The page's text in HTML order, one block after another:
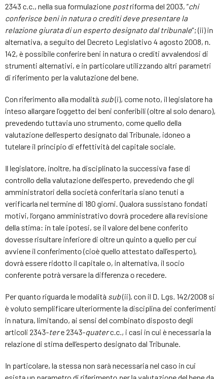
2343 c.c., nella sua formulazione postriforma del 2003, “chi
conferisce beni in natura o crediti deve presentare la
relazione giurata di un esperto designato dal tribunale”; (ii) in
alternativa, a seguito del Decreto Legislativo 4 agosto 2008, n.
142, è possibile conferire beni in natura o crediti avvalendosi di
strumenti alternativi, e in particolare utilizzando altri parametri
di riferimento per la valutazione del bene.
Con riferimento alla modalità sub(i), come noto, il legislatore ha
inteso allargare l’oggetto dei beni conferibili (oltre al solo denaro),
prevedendo tuttavia uno strumento, come quello della
valutazione dell’esperto designato dal Tribunale, idoneo a
tutelare il principio di effettività del capitale sociale.
Il legislatore, inoltre, ha disciplinato la successiva fase di
controllo della valutazione dell’esperto, prevedendo che gli
amministratori della società conferitaria siano tenuti a
verificarla nel termine di 180 giorni. Qualora sussistano fondati
motivi, l’organo amministrativo dovrà procedere alla revisione
della stima: in tale ipotesi, se il valore del bene conferito
dovesse risultare inferiore di oltre un quinto a quello per cui
avviene il conferimento (cioè quello attestato dall’esperto),
dovrà essere ridotto il capitale o, in alternativa, il socio
conferente potrà versare la differenza o recedere.
Per quanto riguarda le modalità sub(ii), con il D. Lgs. 142/2008 si
è voluto semplificare ulteriormente la disciplina dei conferimenti
in natura, limitando, ai sensi del combinato disposto degli
articoli 2343-tere 2343-quaterc.c., i casi in cui è necessaria la
relazione di stima dell’esperto designato dal Tribunale.
In particolare, la stessa non sarà necessaria nel caso in cui